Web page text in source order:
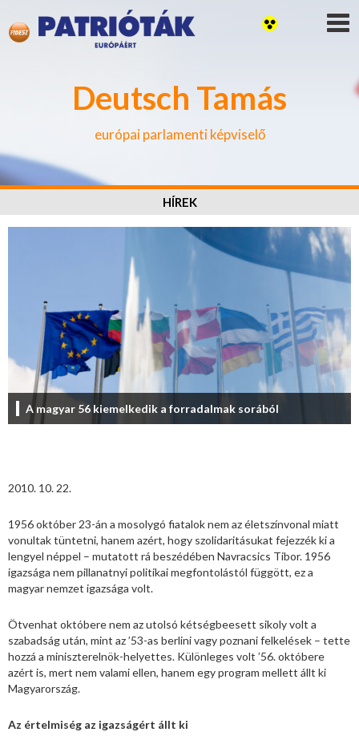
Deutsch Tamás
európai parlamenti képviselő
HÍREK
A magyar 56 kiemelkedik a forradalmak sorából
2010. 10. 22.
1956 október 23-án a mosolygó fiatalok nem az életszínvonal miatt
vonultak tüntetni, hanem azért, hogy szolidaritásukat fejezzék ki a
lengyel néppel – mutatott rá beszédében Navracsics Tibor. 1956
igazsága nem pillanatnyi politikai megfontolástól függött, ez a
magyar nemzet igazsága volt.
Ötvenhat októbere nem az utolsó kétségbeesett sikoly volt a
szabadság után, mint az ’53-as berlini vagy poznani felkelések – tette
hozzá a miniszterelnök-helyettes. Különleges volt ’56. októbere
azért is, mert nem valami ellen, hanem egy program mellett állt ki
Magyarország.
Az értelmiség az igazságért állt ki